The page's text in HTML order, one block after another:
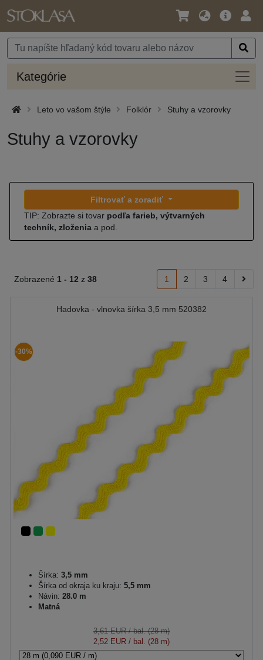
Jazyk
Mena
Hlavná
Kategórie
Leto vo vašom štýle Folklór Stuhy a vzorovky
Stuhy a vzorovky
Filtrovať a zoradiť
TIP: Zobrazte si tovar podľa farieb, výtvarných
techník, zloženia a pod.
Zobrazené 1 - 12 z 38 1 2 3 4
Hadovka - vlnovka šírka 3,5 mm 520382
-30%
Šírka: 3,5 mm
Šírka od okraja ku kraju: 5,5 mm
Návin: 28.0 m
Matná
3,61 EUR/ bal. (28 m)
2,52 EUR / bal. (28 m)